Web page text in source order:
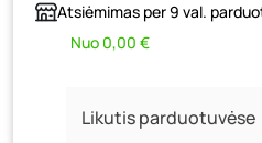
Atsiėmimas per 9 val.
Nuo 0,00 €